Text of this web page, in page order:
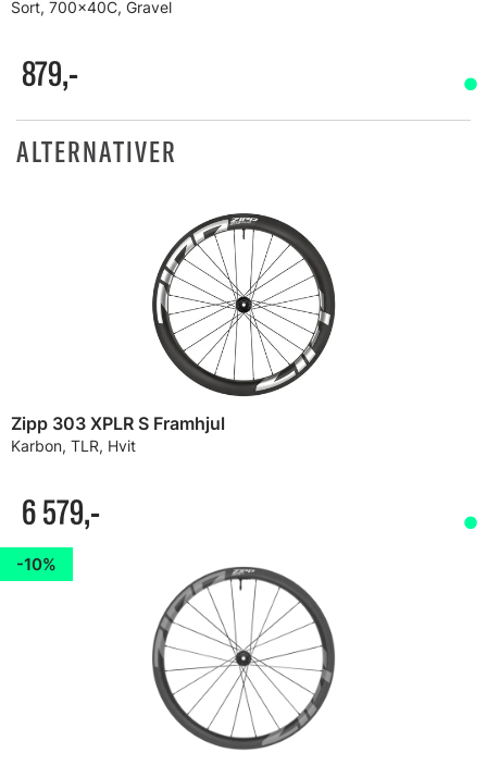
Sort, 700x40C, Gravel
879,-
ALTERNATIVER
Zipp 303 XPLR S Framhjul
Karbon, TLR, Hvit
6 579,-
10%